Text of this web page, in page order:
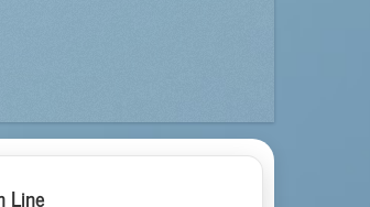
Line